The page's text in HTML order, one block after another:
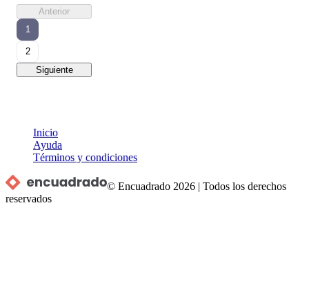
Anterior
1
2
Siguiente
Inicio
Ayuda
Términos y condiciones
© Encuadrado 2026 |Todos los derechos
reservados